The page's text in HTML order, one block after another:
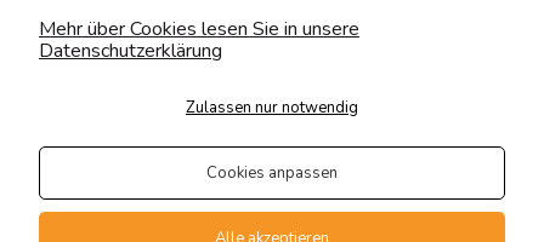
Transportarten
Der Versand erfolgt per
private Spedition
Geprüfte Präsenz
Mehr über Cookies lesen Sie in unsere
Datenschutzerklärung
Zulassen nur notwendig
Cookies anpassen